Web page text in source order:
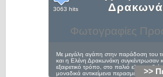
Φωτογραφίες
3063 hits
Με μεγάλη αγάπη στην παράδοση του
και η Ελένη Δρακωνάκη συγκέντρωσαν
εξαιρετικό τρόπο, στο παλιό
μοναδικά αντικείμενα περασμένων>>